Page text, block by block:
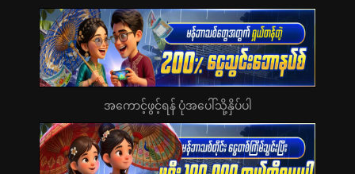
အကောင့်ဖွင့်ရန် ပုံအပေါ်သို့နှိပ်ပါ